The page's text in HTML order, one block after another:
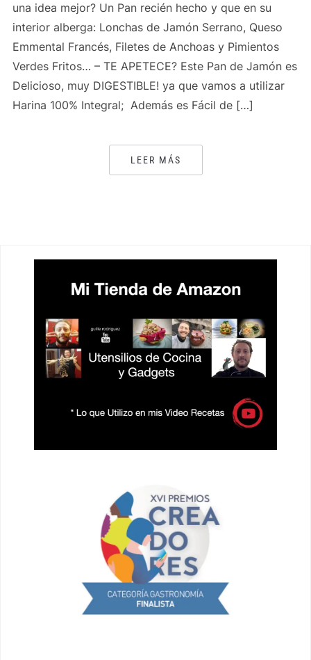
una idea mejor? Un Pan recién hecho y que en su
interior alberga: Lonchas de Jamón Serrano, Queso
Emmental Francés, Filetes de Anchoas y Pimientos
Verdes Fritos… – TE APETECE? Este Pan de Jamón es
Delicioso, muy DIGESTIBLE! ya que vamos a utilizar
Harina 100% Integral; Además es Fácil de […]
LEER MÁS